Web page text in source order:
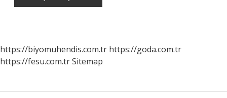
https://biyomuhendis.com.tr https://goda.com.tr
https://fesu.com.trSitemap